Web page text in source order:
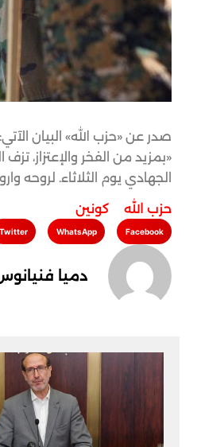
صدر عن «حزب الله» البيان الآتي:
«بمزيد من الفخر والإعتزاز،
الجهادي يوم الثلاثاء. لروحه
حزب الله كونين
Facebook
WhatsApp
Twitter
دميا